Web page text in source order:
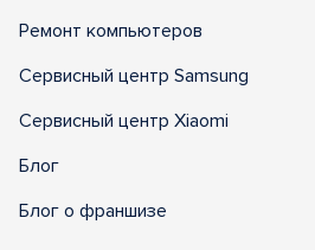
Ремонт компьютеров
Сервисный центр Samsung
Сервисный центр Xiaomi
Блог
Блог о франшизе